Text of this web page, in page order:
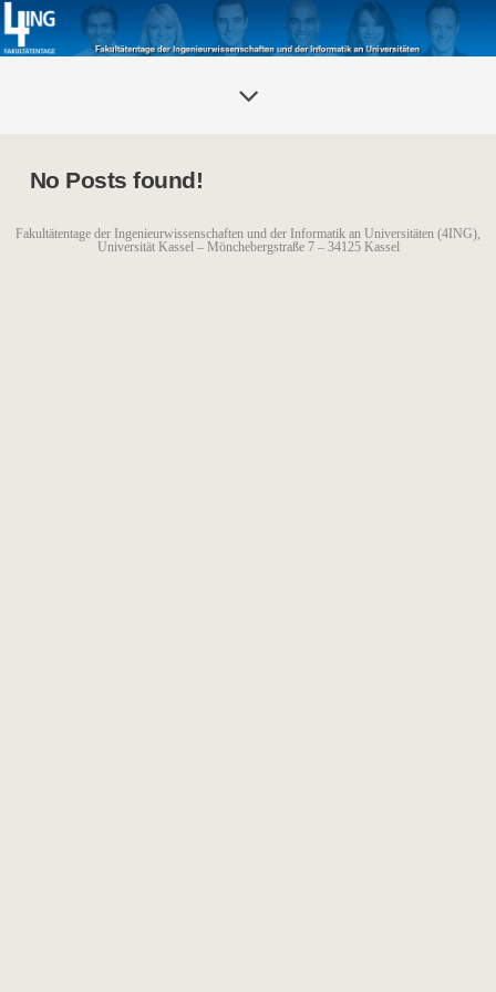
No Posts found!
Fakultätentage der Ingenieurwissenschaften und der Informatik an Universitäten (4ING),
Universität Kassel – Mönchebergstraße 7 – 34125 Kassel